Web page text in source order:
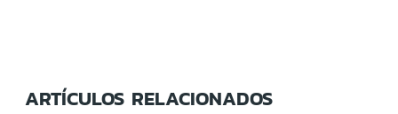
ARTÍCULOS RELACIONADOS